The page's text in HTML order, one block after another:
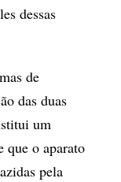
dessas
de
das duas
um
que o aparato
pela